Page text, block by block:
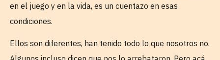
en el juego y en la vida, es un cuentazo en esas
condiciones.
Ellos son diferentes, han tenido todo lo que nosotros no.